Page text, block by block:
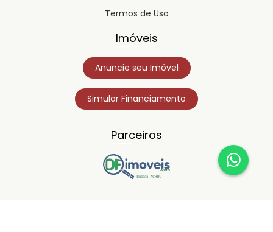
Termos de Uso
Imóveis
Anuncie seu Imóvel
Simular Financiamento
Parceiros